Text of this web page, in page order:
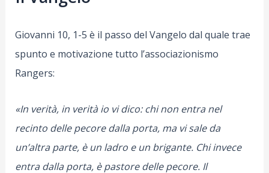
Giovanni 10, 1-5 è il passo del Vangelo dal quale trae
spunto e motivazione tutto l’associazionismo
Rangers:
«In verità, in verità io vi dico: chi non entra nel
recinto delle pecore dalla porta, ma vi sale da
un’altra parte, è un ladro e un brigante. Chi invece
entra dalla porta, è pastore delle pecore. Il